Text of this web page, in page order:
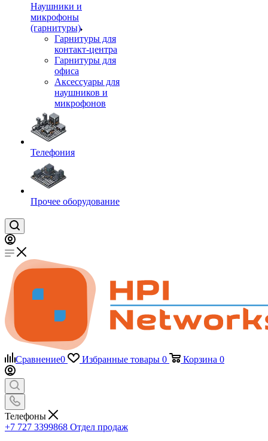
Наушники и
микрофоны
(гарнитуры)
Гарнитуры для
контакт-центра
Гарнитуры для
офиса
Аксессуары для
наушников и
микрофонов
Телефония
Прочее оборудование
Сравнение0 Избранные товары 0 Корзина 0
Телефоны
+7 727 3399868 Отдел продаж